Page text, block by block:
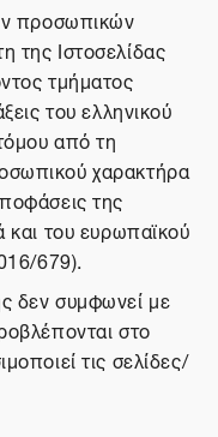
προσωπικών
της Ιστοσελίδας
τμήματος
του ελληνικού
από τη
χαρακτήρα
της
και του ευρωπαϊκού
679).
δεν συμφωνεί με
στο
τις σελίδες/